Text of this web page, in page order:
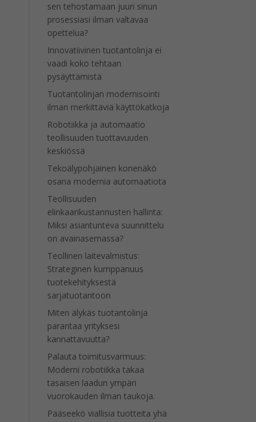
sen tehostamaan juuri sinun
prosessiasi ilman valtavaa
opettelua?
Innovatiivinen tuotantolinja ei
vaadi koko tehtaan
pysäyttämistä
Tuotantolinjan modernisointi
ilman merkittäviä käyttökatkoja
Robotiikka ja automaatio
teollisuuden tuottavuuden
keskiössä
Tekoälypohjainen konenäkö
osana modernia automaatiota
Teollisuuden
elinkaarikustannusten hallinta:
Miksi asiantunteva suunnittelu
on avainasemassa?
Teollinen laitevalmistus:
Strateginen kumppanuus
tuotekehityksestä
sarjatuotantoon
Miten älykäs tuotantolinja
parantaa yrityksesi
kannattavuutta?
Palauta toimitusvarmuus:
Moderni robotiikka takaa
tasaisen laadun ympäri
vuorokauden ilman taukoja.
Pääseekö viallisia tuotteita yhä